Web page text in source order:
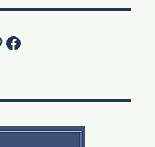
Jetzt die Facebook-Fanpage von Lucky Labrador besuchen!